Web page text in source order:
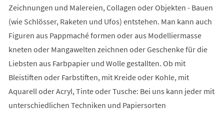
Zeichnungen und Malereien, Collagen oder Objekten - Bauen
(wie Schlösser, Raketen und Ufos) entstehen. Man kann auch
Figuren aus Pappmaché formen oder aus Modelliermasse
kneten oder Mangawelten zeichnen oder Geschenke für die
Liebsten aus Farbpapier und Wolle gestallten. Ob mit
Bleistiften oder Farbstiften, mit Kreide oder Kohle, mit
Aquarell oder Acryl, Tinte oder Tusche: Bei uns kann jeder mit
unterschiedlichen Techniken und Papiersorten